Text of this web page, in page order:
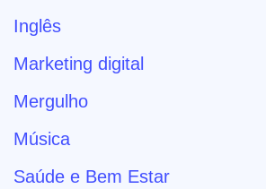
Inglês
Marketing digital
Mergulho
Música
Saúde e Bem Estar